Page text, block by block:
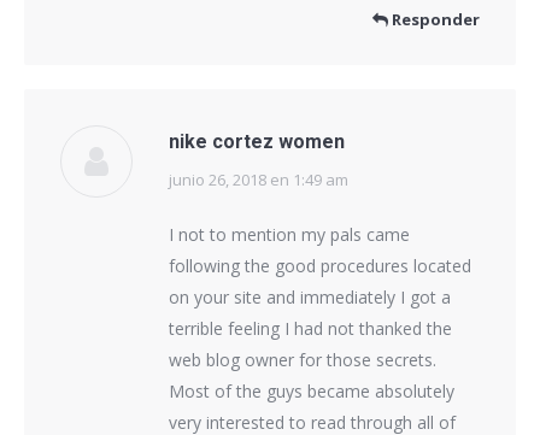
Responder
nike cortez women
dice:
junio 26, 2018 en 1:49 am
I not to mention my pals came
following the good procedures located
on your site and immediately I got a
terrible feeling I had not thanked the
web blog owner for those secrets.
Most of the guys became absolutely
very interested to read through all of